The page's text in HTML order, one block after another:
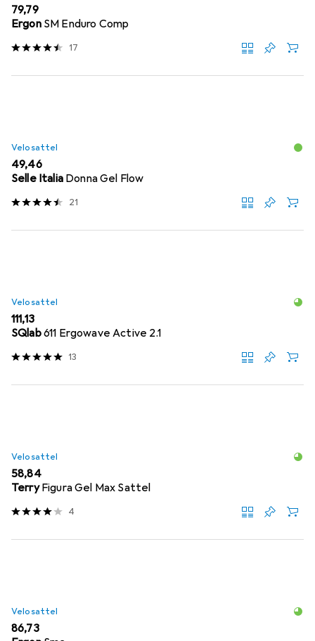
EUR
79,79
Ergon SM Enduro Comp
17
Velosattel
EUR
49,46
Selle Italia Donna Gel Flow
21
Velosattel
EUR
111,13
SQlab611 Ergowave Active 2.1
13
Velosattel
EUR
58,84
Terry Figura Gel Max Sattel
4
Velosattel
EUR
86,73